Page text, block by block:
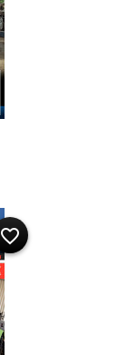
favorite_border